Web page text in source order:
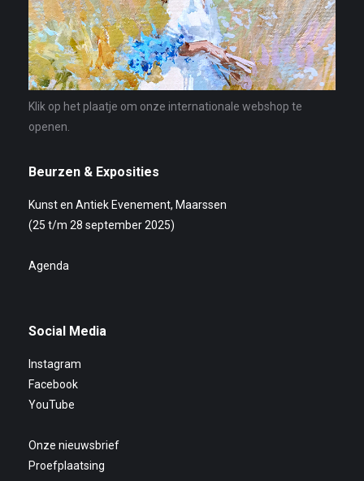
Klik op het plaatje om onze internationale webshop te
openen.
Beurzen & Exposities
Kunst en Antiek Evenement, Maarssen
(25 t/m 28 september 2025)
Agenda
Social Media
Instagram
Facebook
YouTube
Onze nieuwsbrief
Proefplaatsing